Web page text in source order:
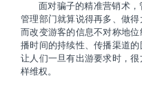
面对骗子的精准营销术，
管理部门就算说得再多、做得
而改变游客的信息不对称地
播时间的持续性、传播渠道
让人们一旦有出游要求时，
样维权。